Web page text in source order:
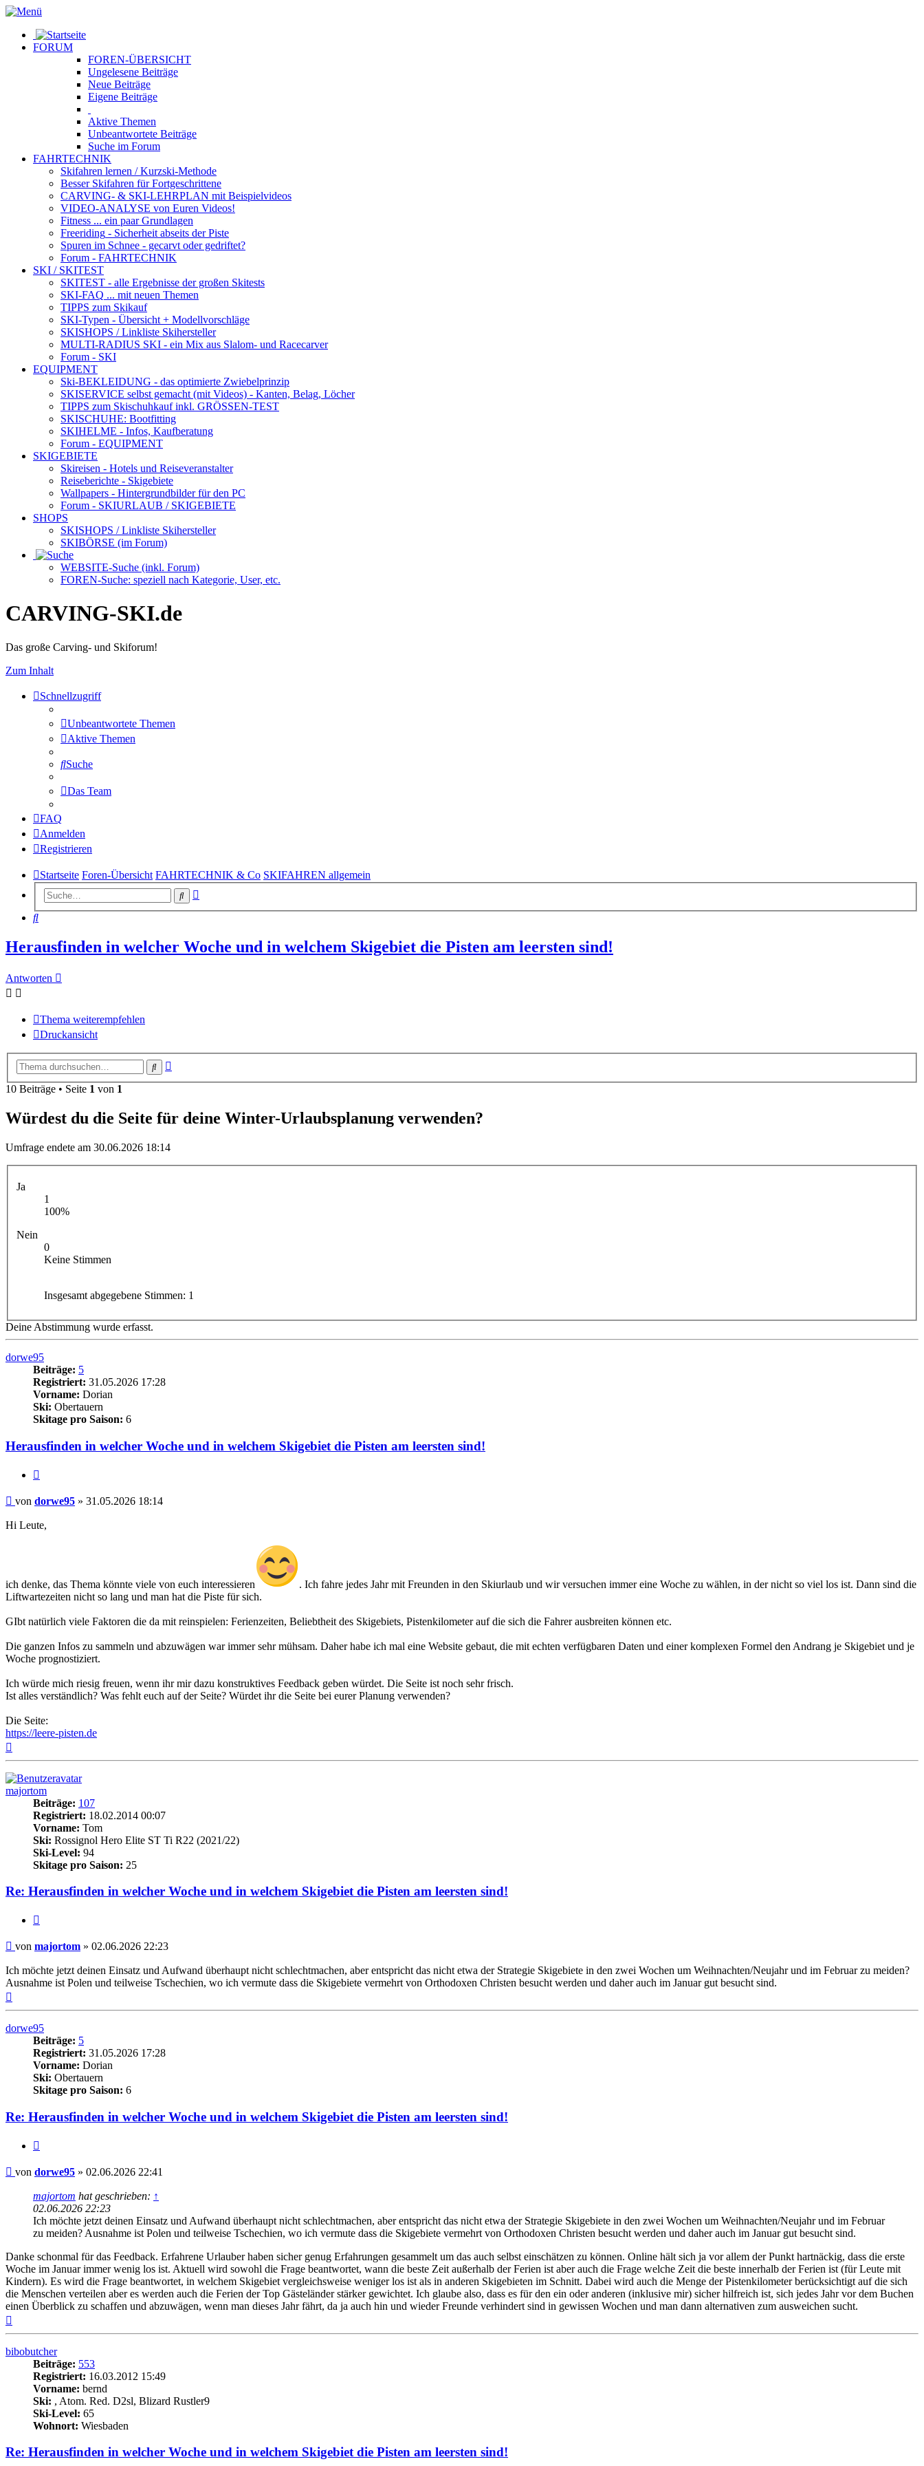
FORUM
FOREN-ÜBERSICHT
Ungelesene Beiträge
Neue Beiträge
Eigene Beiträge
Aktive Themen
Unbeantwortete Beiträge
Suche im Forum
FAHRTECHNIK
Skifahren lernen / Kurzski-Methode
Besser Skifahren für Fortgeschrittene
CARVING- & SKI-LEHRPLAN mit Beispielvideos
VIDEO-ANALYSE von Euren Videos!
Fitness ... ein paar Grundlagen
Freeriding - Sicherheit abseits der Piste
Spuren im Schnee - gecarvt oder gedriftet?
Forum - FAHRTECHNIK
SKI / SKITEST
SKITEST - alle Ergebnisse der großen Skitests
SKI-FAQ ... mit neuen Themen
TIPPS zum Skikauf
SKI-Typen - Übersicht + Modellvorschläge
SKISHOPS / Linkliste Skihersteller
MULTI-RADIUS SKI - ein Mix aus Slalom- und Racecarver
Forum - SKI
EQUIPMENT
Ski-BEKLEIDUNG - das optimierte Zwiebelprinzip
SKISERVICE selbst gemacht (mit Videos) - Kanten, Belag, Löcher
TIPPS zum Skischuhkaufinkl. GRÖSSEN-TEST
SKISCHUHE: Bootfitting
SKIHELME - Infos, Kaufberatung
Forum - EQUIPMENT
SKIGEBIETE
Skireisen - Hotels und Reiseveranstalter
Reiseberichte - Skigebiete
Wallpapers - Hintergrundbilder für den PC
Forum - SKIURLAUB / SKIGEBIETE
SHOPS
SKISHOPS / Linkliste Skihersteller
SKIBÖRSE (im Forum)
WEBSITE-Suche (inkl. Forum)
FOREN-Suche: speziell nach Kategorie, User, etc.
CARVING-SKI.de
Das große Carving- und Skiforum!
Zum Inhalt
Schnellzugriff
Unbeantwortete Themen
Aktive Themen
Suche
Das Team
FAQ
Anmelden
Registrieren
Startseite Foren-Übersicht FAHRTECHNIK & Co SKIFAHREN allgemein
Suche
Suche
Herausfinden in welcher Woche und in welchem Skigebiet die Pisten am leersten sind!
Antworten
Thema weiterempfehlen
Druckansicht
Suche
10 Beiträge • Seite 1 von 1
Würdest du die Seite für deine Winter-Urlaubsplanung verwenden?
Umfrage endete am 30.06.2026 18:14
Ja
1
100%
Nein
0
Keine Stimmen
Insgesamt abgegebene Stimmen: 1
Deine Abstimmung wurde erfasst.
dorwe95
Beiträge: 5
Registriert: 31.05.2026 17:28
Vorname: Dorian
Ski: Obertauern
Skitage pro Saison: 6
Herausfinden in welcher Woche und in welchem Skigebiet die Pisten am leersten sind!
Beitrag
von dorwe95 » 31.05.2026 18:14
Hi Leute,
ich denke, das Thema könnte viele von euch interessieren
. Ich fahre jedes Jahr mit Freunden in den Skiurlaub und wir versuchen immer eine Woche zu wählen, in der nicht so viel los ist. Dann sind die
Liftwartezeiten nicht so lang und man hat die Piste für sich.
GIbt natürlich viele Faktoren die da mit reinspielen: Ferienzeiten, Beliebtheit des Skigebiets, Pistenkilometer auf die sich die Fahrer ausbreiten können etc.
Die ganzen Infos zu sammeln und abzuwägen war immer sehr mühsam. Daher habe ich mal eine Website gebaut, die mit echten verfügbaren Daten und einer komplexen Formel den Andrang je Skigebiet und je
Woche prognostiziert.
Ich würde mich riesig freuen, wenn ihr mir dazu konstruktives Feedback geben würdet. Die Seite ist noch sehr frisch.
Ist alles verständlich? Was fehlt euch auf der Seite? Würdet ihr die Seite bei eurer Planung verwenden?
Die Seite:
https://leere-pisten.de
majortom
Beiträge: 107
Registriert: 18.02.2014 00:07
Vorname: Tom
Ski: Rossignol Hero Elite ST Ti R22 (2021/22)
Ski-Level: 94
Skitage pro Saison: 25
Re: Herausfinden in welcher Woche und in welchem Skigebiet die Pisten am leersten sind!
Beitrag
von majortom » 02.06.2026 22:23
Ich möchte jetzt deinen Einsatz und Aufwand überhaupt nicht schlechtmachen, aber entspricht das nicht etwa der Strategie Skigebiete in den zwei Wochen um Weihnachten/Neujahr und im Februar zu meiden?
Ausnahme ist Polen und teilweise Tschechien, wo ich vermute dass die Skigebiete vermehrt von Orthodoxen Christen besucht werden und daher auch im Januar gut besucht sind.
dorwe95
Beiträge: 5
Registriert: 31.05.2026 17:28
Vorname: Dorian
Ski: Obertauern
Skitage pro Saison: 6
Re: Herausfinden in welcher Woche und in welchem Skigebiet die Pisten am leersten sind!
Beitrag
von dorwe95 » 02.06.2026 22:41
majortom hat geschrieben: ↑
02.06.2026 22:23
Ich möchte jetzt deinen Einsatz und Aufwand überhaupt nicht schlechtmachen, aber entspricht das nicht etwa der Strategie Skigebiete in den zwei Wochen um Weihnachten/Neujahr und im Februar
zu meiden? Ausnahme ist Polen und teilweise Tschechien, wo ich vermute dass die Skigebiete vermehrt von Orthodoxen Christen besucht werden und daher auch im Januar gut besucht sind.
Danke schonmal für das Feedback. Erfahrene Urlauber haben sicher genug Erfahrungen gesammelt um das auch selbst einschätzen zu können. Online hält sich ja vor allem der Punkt hartnäckig, dass die erste
Woche im Januar immer wenig los ist. Aktuell wird sowohl die Frage beantwortet, wann die beste Zeit außerhalb der Ferien ist aber auch die Frage welche Zeit die beste innerhalb der Ferien ist (für Leute mit
Kindern). Es wird die Frage beantwortet, in welchem Skigebiet vergleichsweise weniger los ist als in anderen Skigebieten im Schnitt. Dabei wird auch die Menge der Pistenkilometer berücksichtigt auf die sich
die Menschen verteilen aber es werden auch die Ferien der Top Gästeländer stärker gewichtet. Ich glaube also, dass es für den ein oder anderen (inklusive mir) sicher hilfreich ist, sich jedes Jahr vor dem Buchen
einen Überblick zu schaffen und abzuwägen, wenn man dieses Jahr fährt, da ja auch hin und wieder Freunde verhindert sind in gewissen Wochen und man dann alternativen zum ausweichen sucht.
bibobutcher
Beiträge: 553
Registriert: 16.03.2012 15:49
Vorname: bernd
Ski: , Atom. Red. D2sl, Blizard Rustler9
Ski-Level: 65
Wohnort: Wiesbaden
Re: Herausfinden in welcher Woche und in welchem Skigebiet die Pisten am leersten sind!